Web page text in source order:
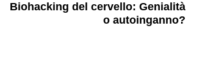
Biohacking del cervello: Genialità
o autoinganno?